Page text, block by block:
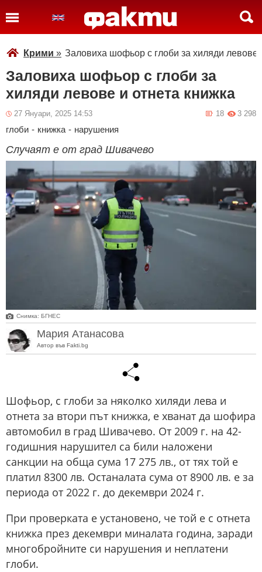
Крими » Заловиха шофьор с глоби за хиляди левове
Заловиха шофьор с глоби за
хиляди левове и отнета книжка
27 Януари, 2025 14:53 3 298
18
глоби - книжка - нарушения
Случаят е от град Шивачево
Снимка: БГНЕС
Мария Атанасова
Автор във Fakti.bg
Шофьор, с глоби за няколко хиляди лева и
отнета за втори път книжка, е хванат да шофира
автомобил в град Шивачево. От 2009 г. на 42-
годишния нарушител са били наложени
санкции на обща сума 17 275 лв., от тях той е
платил 8300 лв. Останалата сума от 8900 лв. е за
периода от 2022 г. до декември 2024 г.
При проверката е установено, че той е с отнета
книжка през декември миналата година, заради
многобройните си нарушения и неплатени
глоби.